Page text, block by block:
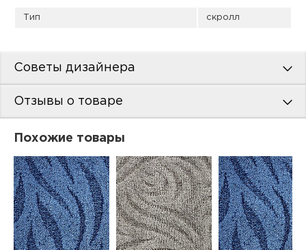
Тип скролл
Советы дизайнера
Отзывы о товаре
Похожие товары